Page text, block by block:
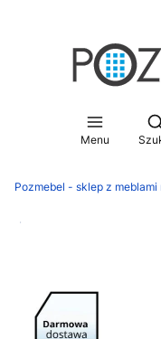
Menu
Pozmebel - sklep z meblami
Darmowa dostawa